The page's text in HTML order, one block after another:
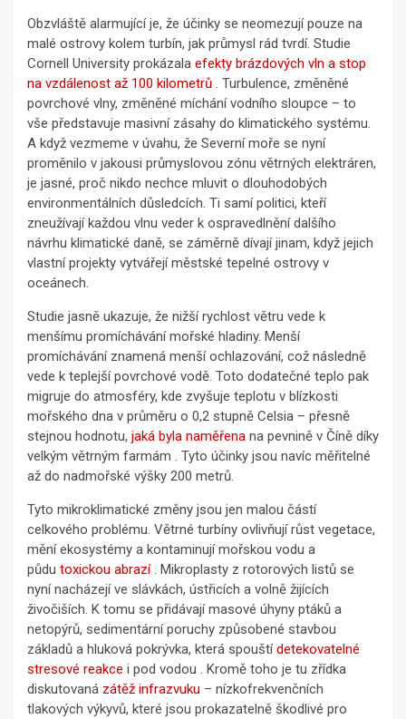
Obzvláště alarmující je, že účinky se neomezují pouze na
malé ostrovy kolem turbín, jak průmysl rád tvrdí. Studie
Cornell University prokázala efekty brázdových vln a stop
na vzdálenost až 100 kilometrů . Turbulence, změněné
povrchové vlny, změněné míchání vodního sloupce – to
vše představuje masivní zásahy do klimatického systému.
A když vezmeme v úvahu, že Severní moře se nyní
proměnilo v jakousi průmyslovou zónu větrných elektráren,
je jasné, proč nikdo nechce mluvit o dlouhodobých
environmentálních důsledcích. Ti samí politici, kteří
zneužívají každou vlnu veder k ospravedlnění dalšího
návrhu klimatické daně, se záměrně dívají jinam, když jejich
vlastní projekty vytvářejí městské tepelné ostrovy v
oceánech.
Studie jasně ukazuje, že nižší rychlost větru vede k
menšímu promíchávání mořské hladiny. Menší
promíchávání znamená menší ochlazování, což následně
vede k teplejší povrchové vodě. Toto dodatečné teplo pak
migruje do atmosféry, kde zvyšuje teplotu v blízkosti
mořského dna v průměru o 0,2 stupně Celsia – přesně
stejnou hodnotu, jaká byla naměřena na pevnině v Číně díky
velkým větrným farmám . Tyto účinky jsou navíc měřitelné
až do nadmořské výšky 200 metrů.
Tyto mikroklimatické změny jsou jen malou částí
celkového problému. Větrné turbíny ovlivňují růst vegetace,
mění ekosystémy a kontaminují mořskou vodu a
půdu toxickou abrazí. Mikroplasty z rotorových listů se
nyní nacházejí ve slávkách, ústřicích a volně žijících
živočiších. K tomu se přidávají masové úhyny ptáků a
netopýrů, sedimentární poruchy způsobené stavbou
základů a hluková pokrývka, která spouštídetekovatelné
stresové reakce i pod vodou . Kromě toho je tu zřídka
diskutovaná zátěž infrazvuku – nízkofrekvenčních
tlakových výkyvů, které jsou prokazatelně škodlivé pro